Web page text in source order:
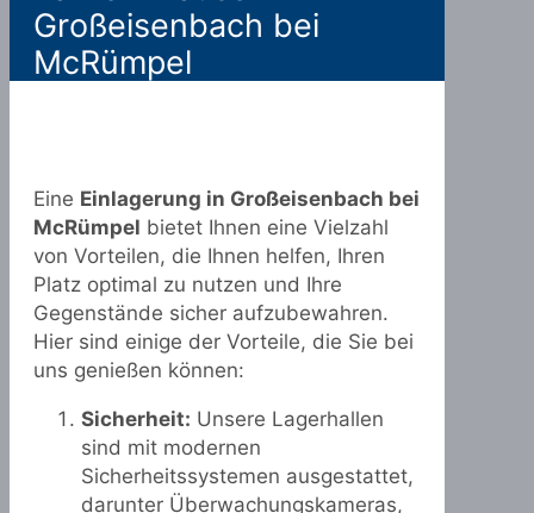
Großeisenbach bei
McRümpel
Eine Einlagerung in Großeisenbach bei
McRümpel bietet Ihnen eine Vielzahl
von Vorteilen, die Ihnen helfen, Ihren
Platz optimal zu nutzen und Ihre
Gegenstände sicher aufzubewahren.
Hier sind einige der Vorteile, die Sie bei
uns genießen können:
Sicherheit: Unsere Lagerhallen
sind mit modernen
Sicherheitssystemen ausgestattet,
darunter Überwachungskameras,